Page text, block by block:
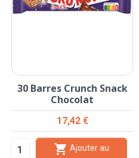
30 Barres Crunch Snack
Chocolat
Prix
17,42 €
